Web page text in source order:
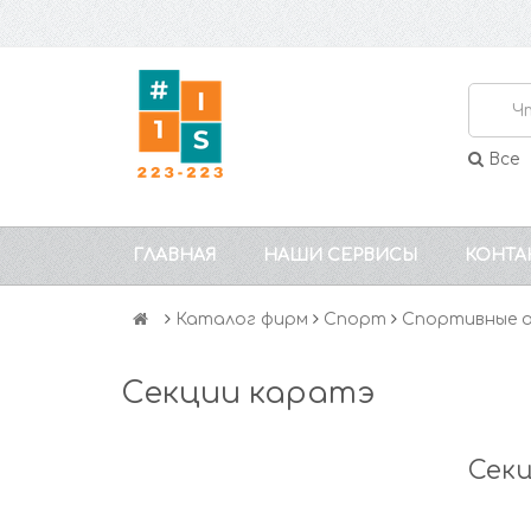
Все
ГЛАВНАЯ НАШИ СЕРВИСЫ
Каталог фирм Спорт Спортивные
Секции каратэ